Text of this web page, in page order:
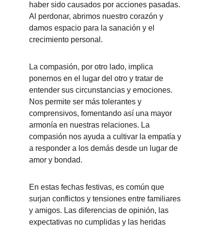
haber sido causados por acciones pasadas.
Al perdonar, abrimos nuestro corazón y
damos espacio para la sanación y el
crecimiento personal.
La compasión, por otro lado, implica
ponernos en el lugar del otro y tratar de
entender sus circunstancias y emociones.
Nos permite ser más tolerantes y
comprensivos, fomentando así una mayor
armonía en nuestras relaciones. La
compasión nos ayuda a cultivar la empatía y
a responder a los demás desde un lugar de
amor y bondad.
En estas fechas festivas, es común que
surjan conflictos y tensiones entre familiares
y amigos. Las diferencias de opinión, las
expectativas no cumplidas y las heridas